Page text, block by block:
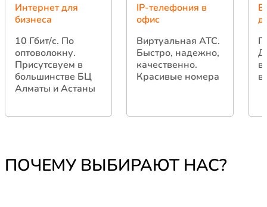
Интернет для
бизнеса
10 Гбит/с. По
оптоволокну.
Присутсвуем в
большинстве БЦ
Алматы и Астаны
IP-телефония в
офис
Виртуальная АТС.
Быстро, надежно,
качественно.
Красивые номера
в
ПОЧЕМУ ВЫБИРАЮТ НАС?